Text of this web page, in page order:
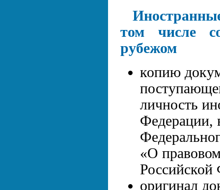
том числе
рубежом
копию
личность
Федерации,
«О
Российской
оригинал